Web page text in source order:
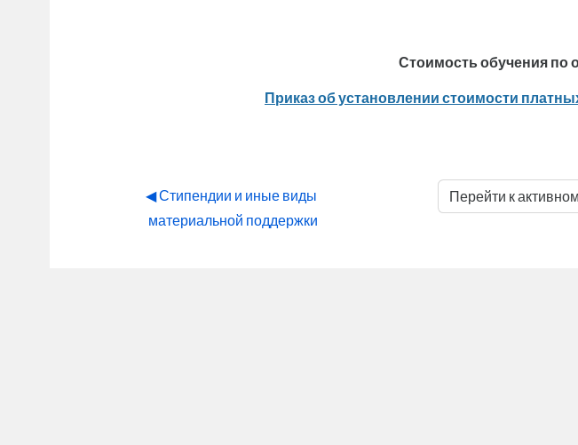
Стоимость обучения по
Приказ об установлении стоимости
◀︎ Стипендии и иные виды
материальной поддержки
Перейти к